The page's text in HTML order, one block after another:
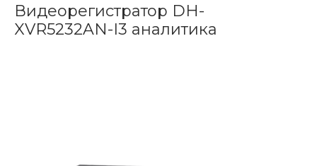
Видеорегистратор DH-
XVR5232AN-I3 аналитика